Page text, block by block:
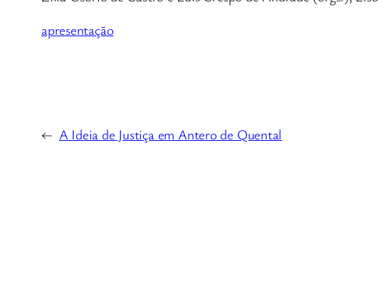
apresentação
← A Ideia de Justiça em Antero de Quental